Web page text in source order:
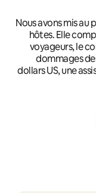
Nous avons mis
hôtes. Elle
voyageurs, le
dommages
dollars US, une